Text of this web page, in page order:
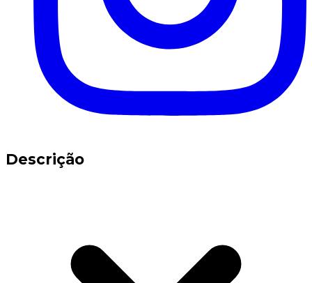
Descrição